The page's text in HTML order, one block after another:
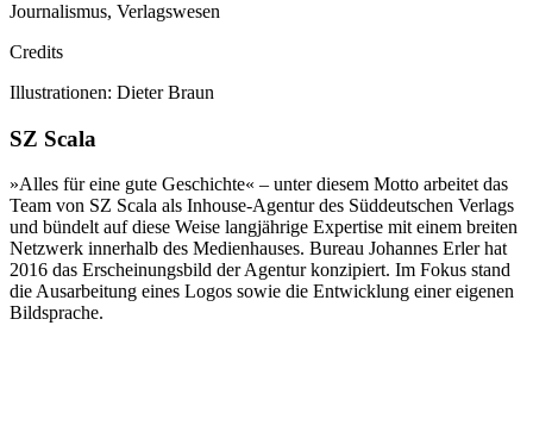
Journalismus, Verlagswesen
Credits
Illustrationen: Dieter Braun
SZ Scala
»Alles für eine gute Geschichte« – unter diesem Motto arbeitet das
Team von SZ Scala als Inhouse-Agentur des Süddeutschen Verlags
und bündelt auf diese Weise langjährige Expertise mit einem breiten
Netzwerk innerhalb des Medienhauses. Bureau Johannes Erler hat
2016 das Erscheinungsbild der Agentur konzipiert. Im Fokus stand
die Ausarbeitung eines Logos sowie die Entwicklung einer eigenen
Bildsprache.